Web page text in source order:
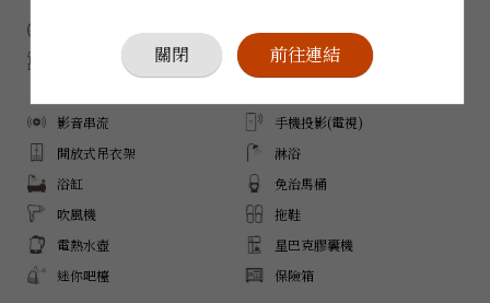
Wi-Fi
三菱空調
影音串流
手機投影(電視)
開放式吊衣架
淋浴
浴缸
免治馬桶
吹風機
拖鞋
電熱水壺
星巴克膠囊機
迷你吧檯
保險箱
關閉 前往連結